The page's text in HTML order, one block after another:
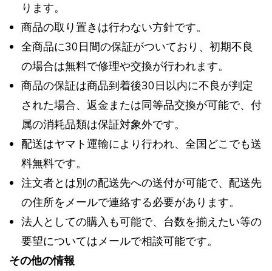
ります。
商品の取り置きは行わない方針です。
全商品に30日間の保証がついており、初期不良
の場合は無料で修理や交換が行われます。
商品の保証は商品到着後30日以内に不良が判定
された場合、返金または同等品交換が可能で、付
属の消耗品類は保証対象外です。
配送はヤマト運輸により行われ、全国どこでも送
料無料です。
注文者とは別の配送先への送付が可能で、配送先
の住所をメールで連絡する必要があります。
法人としての購入も可能で、台数を揃えたい等の
要望についてはメールで相談可能です。
その他の情報